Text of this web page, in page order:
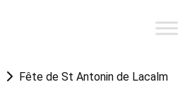
Fête de St Antonin de Lacalm